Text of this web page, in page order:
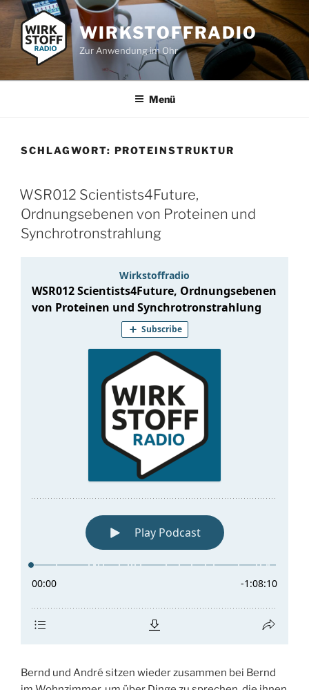
Zum
Inhalt
springen
WIRKSTOFFRADIO
Zur Anwendung im Ohr
Menü
SCHLAGWORT: PROTEINSTRUKTUR
WSR012 Scientists4Future,
Ordnungsebenen von Proteinen und
Synchrotronstrahlung
Bernd und André sitzen wieder zusammen bei Bernd